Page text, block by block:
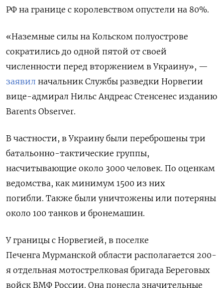
РФ на границе с королевством опустели на 80%.
«Наземные силы на Кольском полуострове
сократились до одной пятой от своей
численности перед вторжением в Украину», —
заявил начальник Службы разведки Норвегии
вице-адмирал Нильс Андреас Стенсенес изданию
Barents Observer.
В частности, в Украину были переброшены три
батальонно-тактические группы,
насчитывающие около 3000 человек. По оценкам
ведомства, как минимум 1500 из них
погибли. Также были уничтожены или потеряны
около 100 танков и бронемашин.
У границы с Норвегией, в поселке
Печенга Мурманской области располагается 200-
я отдельная мотострелковая бригада Береговых
войск ВМФ России. Она понесла значительные